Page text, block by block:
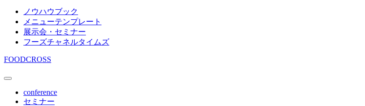
ノウハウブック
メニューテンプレート
展示会・セミナー
フーズチャネルタイムズ
FOODCROSS
conference
セミナー